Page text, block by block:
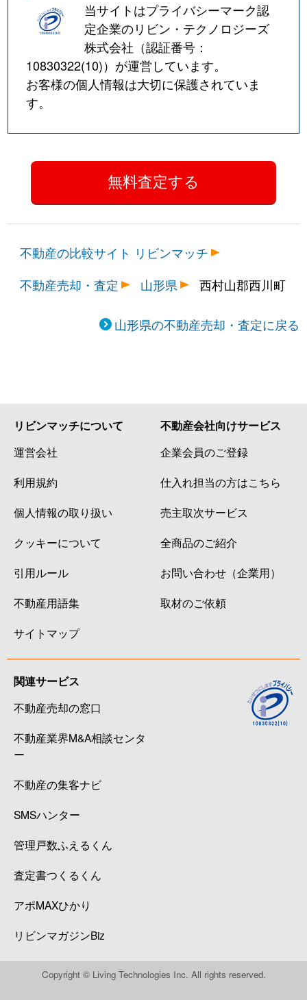
当サイトはプライバシーマーク認
定企業のリビン・テクノロジーズ
株式会社（認証番号：
10830322(10)）が運営しています。
お客様の個人情報は大切に保護されていま
す。
不動産の比較サイト リビンマッチ
不動産売却・査定
山形県 西村山郡西川町
山形県の不動産売却・査定に戻る
リビンマッチについて
運営会社
利用規約
個人情報の取り扱い
クッキーについて
引用ルール
不動産用語集
サイトマップ
不動産会社向けサービス
企業会員のご登録
仕入れ担当の方はこちら
売主取次サービス
全商品のご紹介
お問い合わせ（企業用）
取材のご依頼
関連サービス
不動産売却の窓口
不動産業界M&A相談センタ
ー
不動産の集客ナビ
SMSハンター
管理戸数ふえるくん
査定書つくるくん
アポMAXひかり
リビンマガジンBiz
Copyright © Living Technologies Inc. All rights reserved.